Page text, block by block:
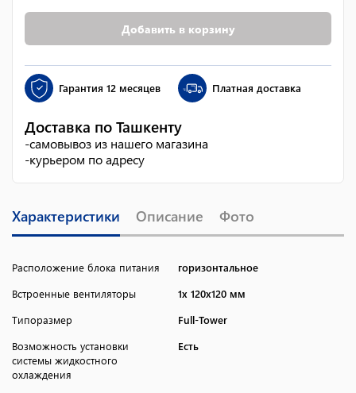
Добавить в корзину
Гарантия 12 месяцев Платная доставка
Доставка по Ташкенту
-самовывоз из нашего магазина
-курьером по адресу
Характеристики Описание Фото
Расположение блока питания
горизонтальное
Встроенные вентиляторы
1x 120x120 мм
Типоразмер
Full-Tower
Возможность установки
системы жидкостного
охлаждения
Есть